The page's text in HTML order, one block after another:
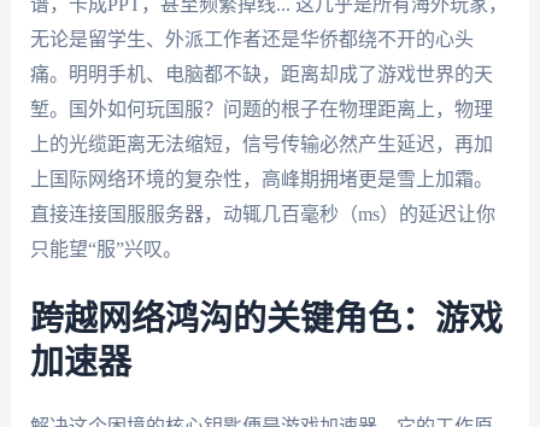
谱，卡成PPT，甚至频繁掉线... 这几乎是所有海外玩家，
无论是留学生、外派工作者还是华侨都绕不开的心头
痛。明明手机、电脑都不缺，距离却成了游戏世界的天
堑。国外如何玩国服？问题的根子在物理距离上，物理
上的光缆距离无法缩短，信号传输必然产生延迟，再加
上国际网络环境的复杂性，高峰期拥堵更是雪上加霜。
直接连接国服服务器，动辄几百毫秒（ms）的延迟让你
只能望“服”兴叹。
跨越网络鸿沟的关键角色：游戏
加速器